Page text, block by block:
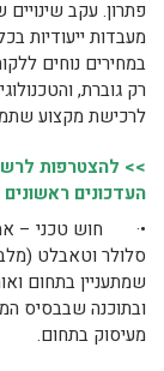
פתרון. עקב
מעבדות ייעודיות
במחירים נוחים
רק גוברת,
לרכישת מקצוע
>> להצטרפות
העדכונים
•· חוש טכני –
שמתעניין בתחום
ובתוכנה שבבסיס
מעיסוק בתחום.